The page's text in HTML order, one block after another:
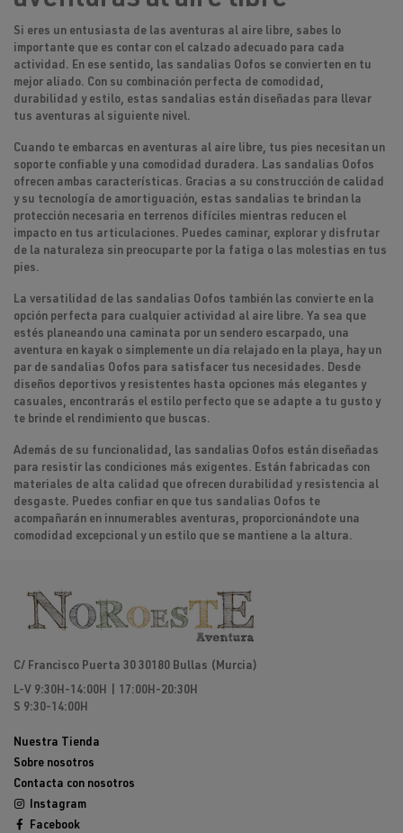
Si eres un entusiasta de las aventuras al aire libre, sabes lo
importante que es contar con el calzado adecuado para cada
actividad. En ese sentido, las sandalias Oofos se convierten en tu
mejor aliado. Con su combinación perfecta de comodidad,
durabilidad y estilo, estas sandalias están diseñadas para llevar
tus aventuras al siguiente nivel.
Cuando te embarcas en aventuras al aire libre, tus pies necesitan un
soporte confiable y una comodidad duradera. Las sandalias Oofos
ofrecen ambas características. Gracias a su construcción de calidad
y su tecnología de amortiguación, estas sandalias te brindan la
protección necesaria en terrenos difíciles mientras reducen el
impacto en tus articulaciones. Puedes caminar, explorar y disfrutar
de la naturaleza sin preocuparte por la fatiga o las molestias en tus
pies.
La versatilidad de las sandalias Oofos también las convierte en la
opción perfecta para cualquier actividad al aire libre. Ya sea que
estés planeando una caminata por un sendero escarpado, una
aventura en kayak o simplemente un día relajado en la playa, hay un
par de sandalias Oofos para satisfacer tus necesidades. Desde
diseños deportivos y resistentes hasta opciones más elegantes y
casuales, encontrarás el estilo perfecto que se adapte a tu gusto y
te brinde el rendimiento que buscas.
Además de su funcionalidad, las sandalias Oofos están diseñadas
para resistir las condiciones más exigentes. Están fabricadas con
materiales de alta calidad que ofrecen durabilidad y resistencia al
desgaste. Puedes confiar en que tus sandalias Oofos te
acompañarán en innumerables aventuras, proporcionándote una
comodidad excepcional y un estilo que se mantiene a la altura.
C/ Francisco Puerta 30 30180 Bullas (Murcia)
L-V 9:30H-14:00H | 17:00H-20:30H
S 9:30-14:00H
Nuestra Tienda
Sobre nosotros
Contacta con nosotros
Instagram
Facebook